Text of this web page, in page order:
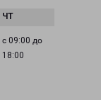
с 09:00 до
18:00